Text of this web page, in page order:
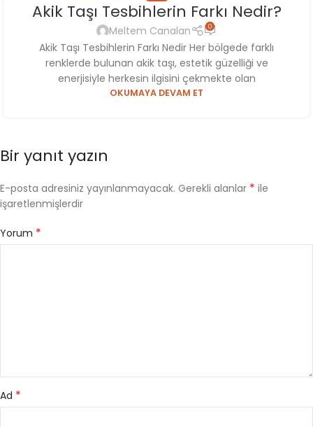
Akik Taşı Tesbihlerin Farkı Nedir?
Meltem Canalan 0
Akik Taşı Tesbihlerin Farkı Nedir Her bölgede farklı
renklerde bulunan akik taşı, estetik güzelliği ve
enerjisiyle herkesin ilgisini çekmekte olan
OKUMAYA DEVAM ET
Bir yanıt yazın
E-posta adresiniz yayınlanmayacak. Gerekli alanlar * ile
işaretlenmişlerdir
Yorum *
Ad *